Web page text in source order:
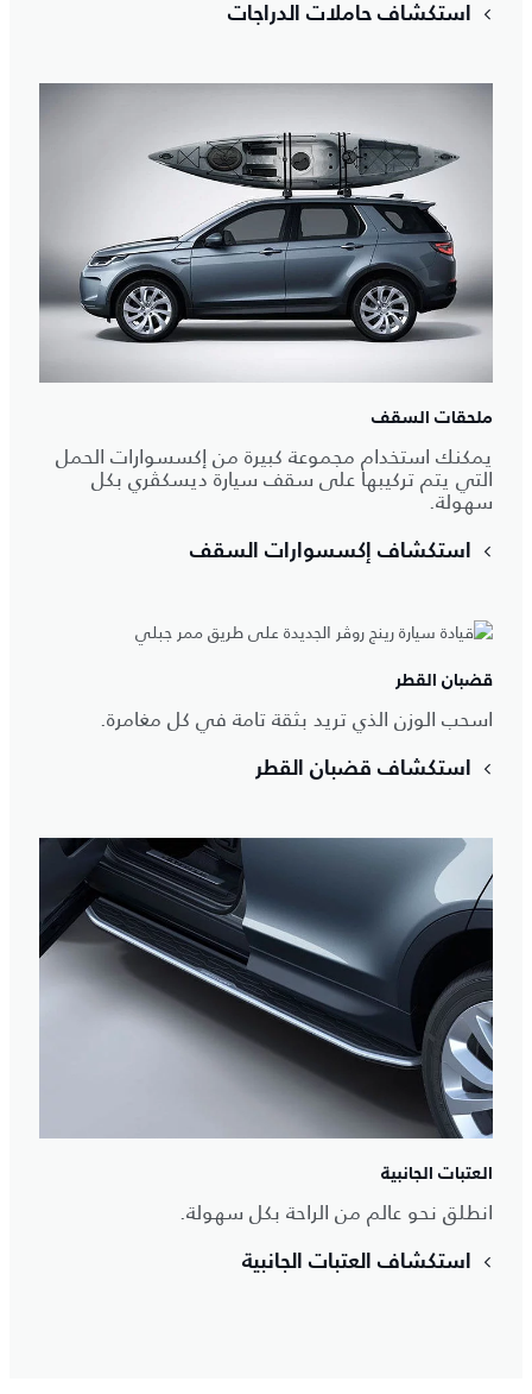
استكشاف حاملات الدراجات
ملحقات السقف
يمكنك استخدام مجموعة كبيرة من إكسسوارات الحمل
التي يتم تركيبها على سقف سيارة ديسكڤري بكل
سهولة.
استكشاف إكسسوارات السقف
قضبان القطر
اسحب الوزن الذي تريد بثقة تامة في كل مغامرة.
استكشاف قضبان القطر
العتبات الجانبية
انطلق نحو عالم من الراحة بكل سهولة.
استكشاف العتبات الجانبية